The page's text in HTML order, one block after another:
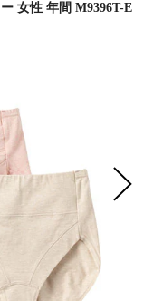
女性 年間 M9396T-E